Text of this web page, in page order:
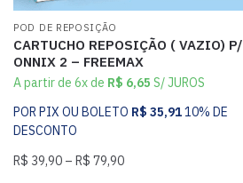
POD DE REPOSIÇÃO
CARTUCHO REPOSIÇÃO ( VAZIO) P/
ONNIX 2 – FREEMAX
A partir de 6x de R$ 6,65 S/ JUROS
POR PIX OU BOLETO R$ 35,9110% DE
DESCONTO
R$ 39,90 – R$ 79,90